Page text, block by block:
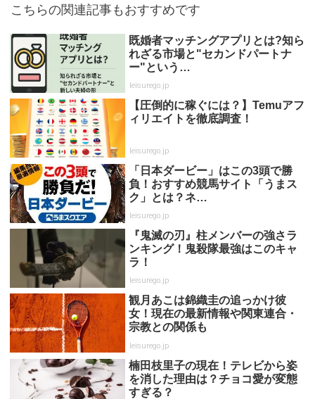
こちらの関連記事もおすすめです
既婚者マッチングアプリとは?知ら
れざる市場と"セカンドパートナ
ー"という…
leisurego.jp
【圧倒的に稼ぐには？】Temuアフ
ィリエイトを徹底調査！
leisurego.jp
「日本ダービー」はこの3頭で勝
負！おすすめ競馬サイト「うまス
ク」とは？ネ…
leisurego.jp
『鬼滅の刃』柱メンバーの強さラ
ンキング！鬼殺隊最強はこのキャ
ラ！
leisurego.jp
観月あこは錦織圭の追っかけ彼
女！現在の最新情報や関東連合・
宗教との関係も
leisurego.jp
楠田枝里子の現在！テレビから姿
を消した理由は？チョコ愛が変態
すぎる？